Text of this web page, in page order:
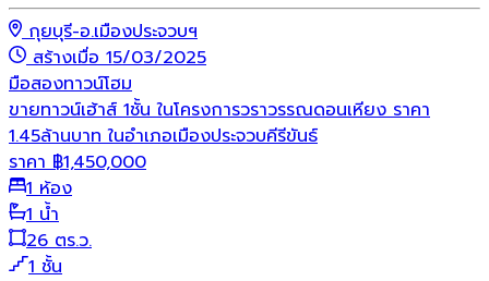
กุยบุรี-อ.เมืองประจวบฯ
สร้างเมื่อ 15/03/2025
มือสองทาวน์โฮม
ขายทาวน์เฮ้าส์ 1ชั้น ในโครงการวราวรรณดอนเหียง ราคา
1.45ล้านบาท ในอำเภอเมืองประจวบคีรีขันธ์
ราคา ฿1,450,000
1 ห้อง
1 น้ำ
26 ตร.ว.
1 ชั้น